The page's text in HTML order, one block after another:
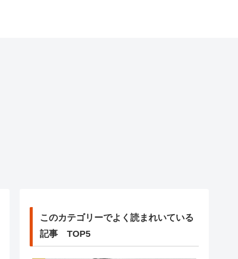
このカテゴリーでよく読まれいている
記事 TOP5